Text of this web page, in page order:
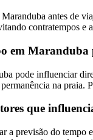
antes de
contratempos e
em
pode influenciar
na
que
a previsão do tempo